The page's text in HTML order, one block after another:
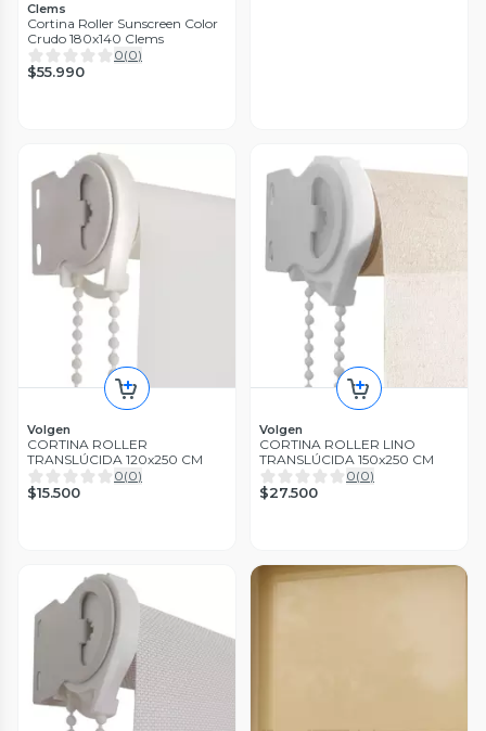
Clems
Cortina Roller Sunscreen Color
Crudo 180x140 Clems
0(0)
$55.990
Volgen
CORTINA ROLLER
TRANSLÚCIDA 120x250 CM
0(0)
$15.500
Volgen
CORTINA ROLLER LINO
TRANSLÚCIDA 150x250 CM
0(0)
$27.500